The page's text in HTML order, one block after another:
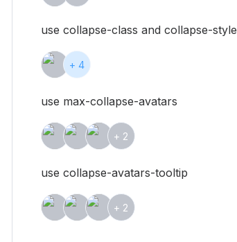
use collapse-class and collapse-style
+ 4
use max-collapse-avatars
+ 2
use collapse-avatars-tooltip
+ 2